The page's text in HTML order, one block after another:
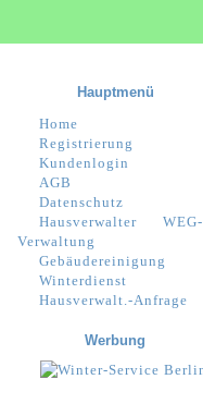
Hauptmenü
Home
Registrierung
Kundenlogin
AGB
Datenschutz
Hausverwalter
WEG-
Verwaltung
Gebäudereinigung
Winterdienst
Hausverwalt.-Anfrage
Werbung